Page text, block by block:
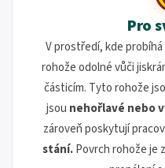
Pro
V prostředí, kde
rohože odolné vůči
částicím. Tyto rohože
jsou nehořlavé nebo
zároveň poskytují
stání.Povrch rohože je